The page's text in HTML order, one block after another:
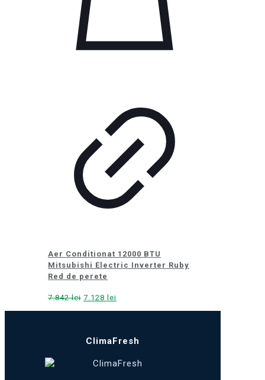
Aer Conditionat 12000 BTU
Mitsubishi Electric Inverter Ruby
Red de perete
7.842lei Prețul
7.842 lei.
7.128 lei
ClimaFresh